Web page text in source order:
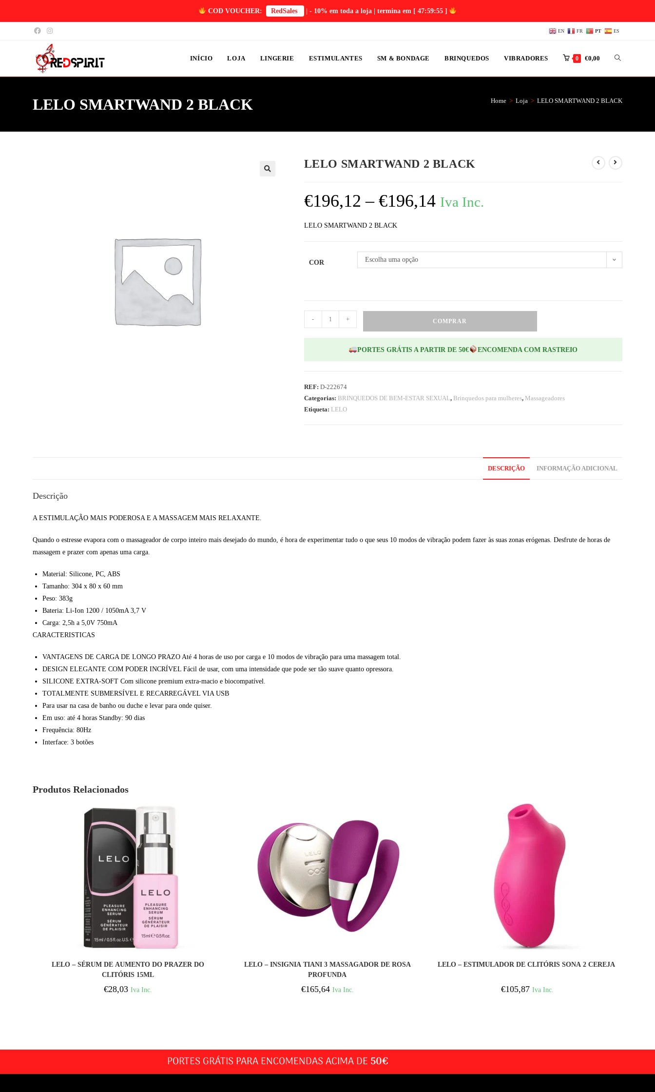
COD VOUCHER: RedSales | - 10% em toda a loja | termina em [ 47:59:54 ]
EN FR PT ES
INÍCIO LOJA LINGERIE ESTIMULANTES SM & BONDAGE BRINQUEDOS VIBRADORES 0 €0,00
LELO SMARTWAND 2 BLACK Home > Loja > LELO SMARTWAND 2 BLACK
LELO SMARTWAND 2 BLACK
€196,12 – €196,14 Iva Inc.
LELO SMARTWAND 2 BLACK
COR Escolha uma opção
- + COMPRAR
PORTES GRÁTIS A PARTIR DE 50€ ENCOMENDA COM RASTREIO
REF: D-222674
Categorias: BRINQUEDOS DE BEM-ESTAR SEXUAL, Brinquedos para mulheres, Massageadores
Etiqueta: LELO
DESCRIÇÃO INFORMAÇÃO ADICIONAL
Descrição
A ESTIMULAÇÃO MAIS PODEROSA E A MASSAGEM MAIS RELAXANTE.
Quando o estresse evapora com o massageador de corpo inteiro mais desejado do mundo, é hora de experimentar tudo o que seus 10 modos de vibração podem fazer às suas zonas erógenas. Desfrute de horas de
massagem e prazer com apenas uma carga.
Material: Silicone, PC, ABS
Tamanho: 304 x 80 x 60 mm
Peso: 383g
Bateria: Li-Ion 1200 / 1050mA 3,7 V
Carga: 2,5h a 5,0V 750mA
CARACTERISTICAS
VANTAGENS DE CARGA DE LONGO PRAZO Até 4 horas de uso por carga e 10 modos de vibração para uma massagem total.
DESIGN ELEGANTE COM PODER INCRÍVEL Fácil de usar, com uma intensidade que pode ser tão suave quanto opressora.
SILICONE EXTRA-SOFT Com silicone premium extra-macio e biocompatível.
TOTALMENTE SUBMERSÍVEL E RECARREGÁVEL VIA USB
Para usar na casa de banho ou duche e levar para onde quiser.
Em uso: até 4 horas Standby: 90 dias
Frequência: 80Hz
Interface: 3 botões
Produtos Relacionados
LELO – SÉRUM DE AUMENTO DO PRAZER DO
CLITÓRIS 15ML
€28,03 Iva Inc.
LELO – INSIGNIA TIANI 3 MASSAGADOR DE ROSA
PROFUNDA
€165,64 Iva Inc.
LELO – ESTIMULADOR DE CLITÓRIS SONA 2 CEREJA
€105,87 Iva Inc.
PORTES GRÁTIS PARA ENCOMENDAS ACIMA DE 50€